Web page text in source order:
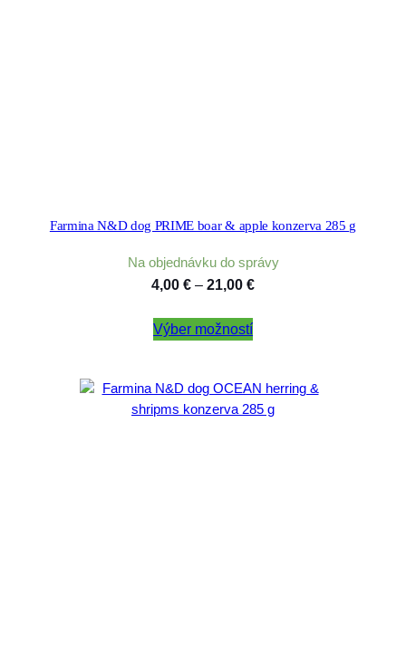
Farmina N&D dog PRIME boar & apple konzerva 285 g
Na objednávku do správy
4,00 € – 21,00 €Price
Výber možností